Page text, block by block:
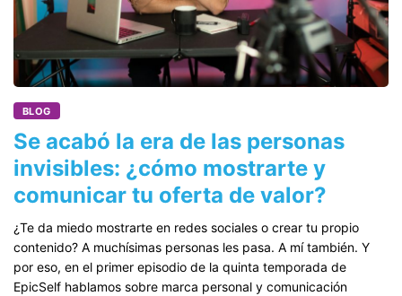
BLOG
Se acabó la era de las personas
invisibles: ¿cómo mostrarte y
comunicar tu oferta de valor?
¿Te da miedo mostrarte en redes sociales o crear tu propio
contenido? A muchísimas personas les pasa. A mí también. Y
por eso, en el primer episodio de la quinta temporada de
EpicSelf hablamos sobre marca personal y comunicación